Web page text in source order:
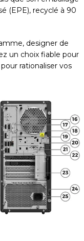
(EPE), recyclé à 90
designer de
un choix fiable pour
rationaliser vos